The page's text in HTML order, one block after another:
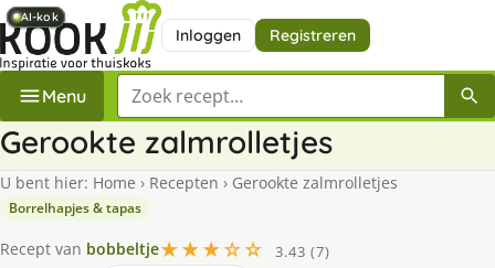
Inloggen Registreren
Menu Zoek een recept
Gerookte zalmrolletjes
U bent hier: Home › Recepten › Gerookte zalmrolletjes
Borrelhapjes & tapas
Recept van bobbeltje★★★☆☆
3.43 (7)
AI-kok
AI-kok
AI-kok
AI-kok